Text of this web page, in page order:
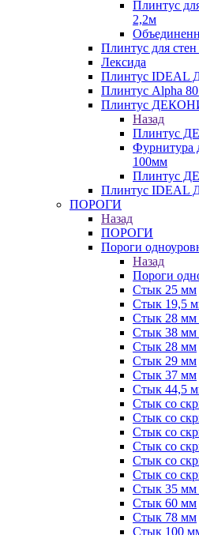
Плинтус
2,2м
Плинтус для стен
Лексида
Плинтус IDEAL
Плинтус Alpha
Плинтус
Назад
Плинтус
100мм
Плинтус
Плинтус IDEAL
ПОРОГИ
Назад
ПОРОГИ
Пороги
Назад
Пороги
Стык 25 мм
Стык 19,5
Стык 28 мм
Стык 38 мм
Стык 28 мм
Стык 29 мм
Стык 37 мм
Стык 44,5
Стык со
Стык со
Стык со
Стык со
Стык со
Стык со
Стык 35 мм
Стык 60 мм
Стык 78 мм
Стык 100